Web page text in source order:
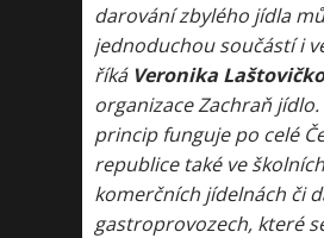
darování zbylého jídla
jednoduchou součástí i
říká Veronika
organizace Zachraň jídlo.
princip funguje po celé
republice také ve
komerčních jídelnách či
gastroprovozech, které